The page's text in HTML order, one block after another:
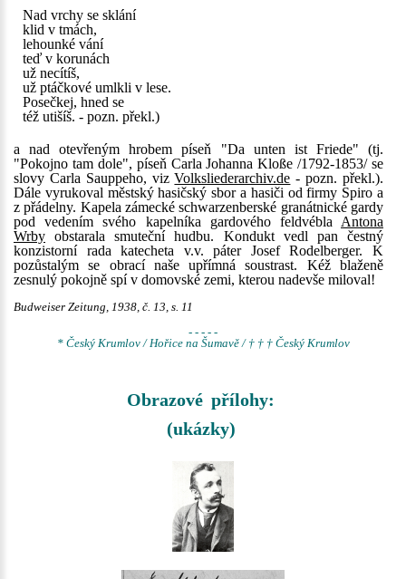
Nad vrchy se sklání
klid v tmách,
lehounké vání
teď v korunách
už necítíš,
už ptáčkové umlkli v lese.
Posečkej, hned se
též utišíš. - pozn. překl.)
a nad otevřeným hrobem píseň "Da unten ist Friede" (tj.
"Pokojno tam dole", píseň Carla Johanna Kloße /1792-1853/ se
slovy Carla Sauppeho, vizVolksliederarchiv.de - pozn. překl.).
Dále vyrukoval městský hasičský sbor a hasiči od firmy Spiro a
z přádelny. Kapela zámecké schwarzenberské granátnické gardy
pod vedením svého kapelníka gardového feldvébla Antona
Wrby obstarala smuteční hudbu. Kondukt vedl pan čestný
konzistorní rada katecheta v.v. páter Josef Rodelberger. K
pozůstalým se obrací naše upřímná soustrast. Kéž blaženě
zesnulý pokojně spí v domovské zemi, kterou nadevše miloval!
Budweiser Zeitung, 1938, č. 13, s. 11
- - - - -
* Český Krumlov / Hořice na Šumavě / † † † Český Krumlov
Obrazové přílohy:
(ukázky)